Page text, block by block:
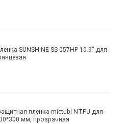
SUNSHINE SS-057HP 10.9" для
пленка mietubl NTPU для
мм, прозрачная